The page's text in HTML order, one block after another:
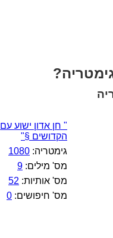
" חן אדון ישוע עם
הקדושים §"
גימטריה: 1080
מס' מילים: 9
מס' אותיות: 52
מס' חיפושים: 0